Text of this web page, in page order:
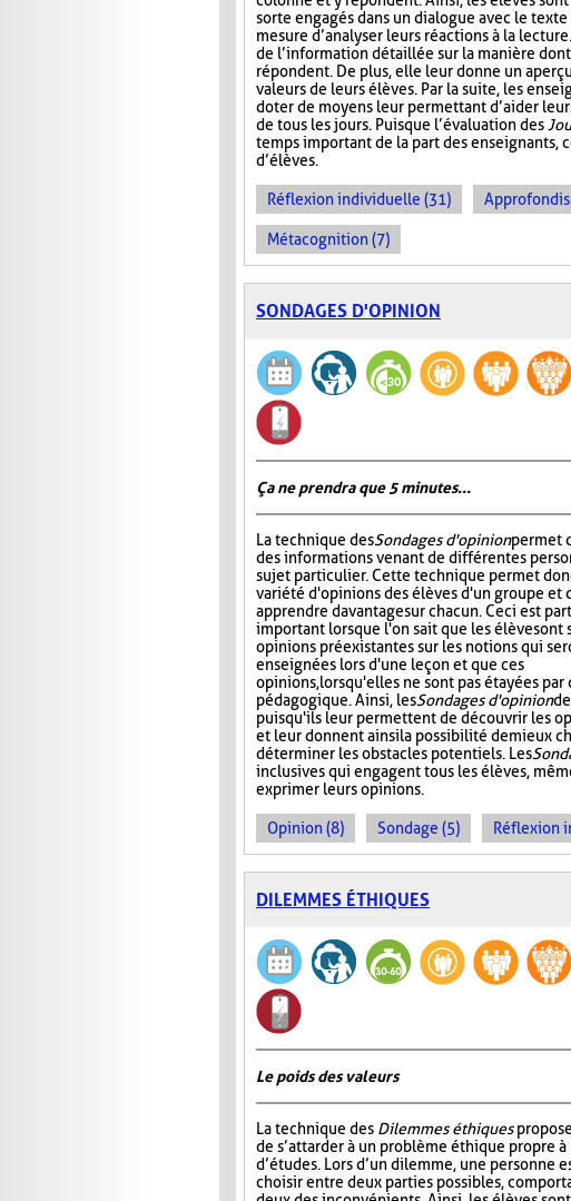
sorte engagés dans un dialogue avec le
mesure d’analyser leurs réactions à la
de l’information détaillée sur la manière
répondent. De plus, elle leur donne un
valeurs de leurs élèves. Par la suite, les
doter de moyens leur permettant d’aider
de tous les jours. Puisque l’évaluation des
temps important de la part des enseignants,
d’élèves.
Réflexion individuelle (31)
Métacognition (7)
SONDAGES D'OPINION
Ça ne prendra que 5 minutes...
La technique desSondages d'opinionpermet
des informations venant de différentes
sujet particulier. Cette technique permet
variété d'opinions des élèves d'un groupe et
apprendre davantage sur chacun. Ceci est
important lorsque l'on sait que les élèves ont
opinions préexistantes sur les notions qui
enseignées lors d'une leçon et que ces
opinions, lorsqu'elles ne sont pas étayées
pédagogique. Ainsi, lesSondages d'opinion
puisqu'ils leur permettent de découvrir les
et leur donnent ainsi la possibilité de mieux
déterminer les obstacles potentiels. Les
inclusives qui engagent tous les élèves,
exprimer leurs opinions.
Opinion (8) Sondage (5) Réflexion
DILEMMES ÉTHIQUES
Le poids des valeurs
La technique des Dilemmes éthiques
de s’attarder à un problème éthique propre
d’études. Lors d’un dilemme, une personne
choisir entre deux parties possibles,